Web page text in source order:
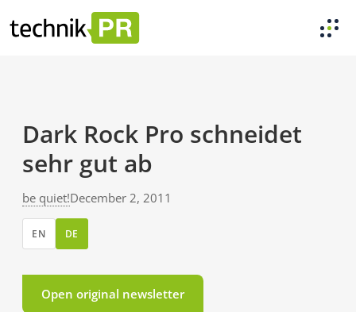
Dark Rock Pro schneidet
sehr gut ab
be quiet!December 2, 2011
EN DE
Open original newsletter